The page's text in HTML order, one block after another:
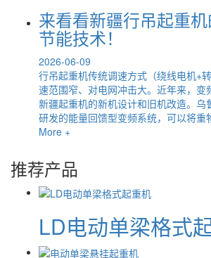
来看看新疆行吊起重
节能技术！
2026-06-09
行吊起重机传统调速方式（绕线电机+
速范围窄、对电网冲击大。近年来，变
新疆起重机的新机设计和旧机改造。乌
研发的能量回馈型变频系统，可以将重
More +
推荐产品
LD电动单梁格式